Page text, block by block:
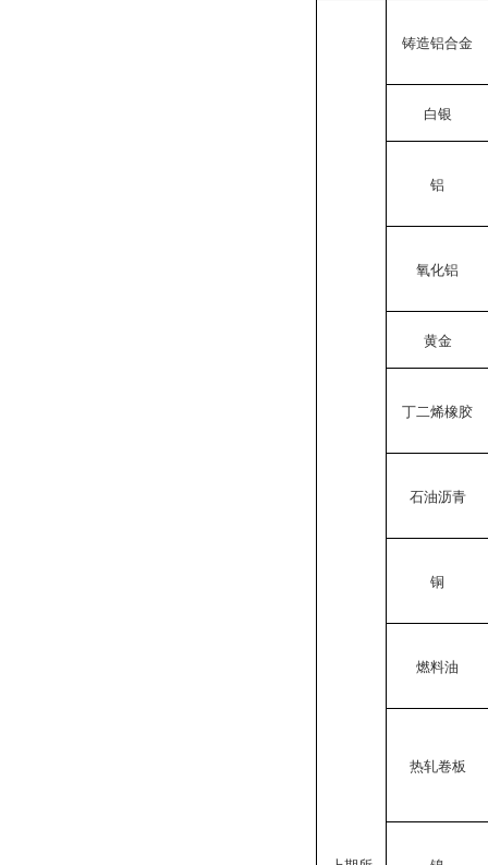
铸造铝合金
白银
铝
氧化铝
黄金
丁二烯橡胶
石油沥青
铜
燃料油
热轧卷板